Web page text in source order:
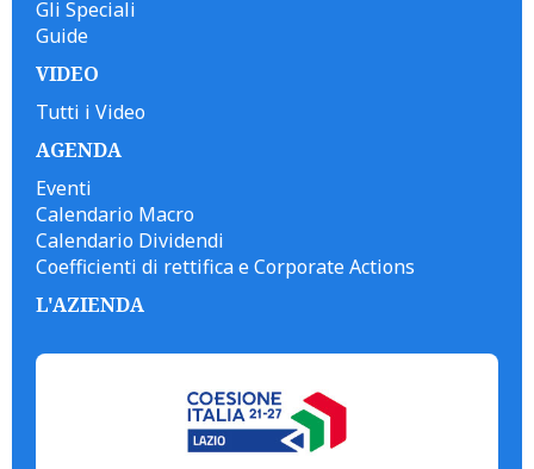
Gli Speciali
Guide
VIDEO
Tutti i Video
AGENDA
Eventi
Calendario Macro
Calendario Dividendi
Coefficienti di rettifica e Corporate Actions
L'AZIENDA